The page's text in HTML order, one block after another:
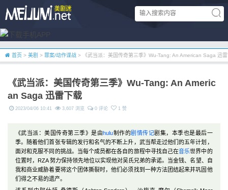
首页 > 美剧 > 罪案/动作谍战 > 《武当派：美国传奇第三季》Wu-Tang: An American Saga 迅
《武当派：美国传奇第三季》Wu-Tang: An Americ
an Saga 迅雷下载
2023/04/06 10:41 3,607 浏览 0 评论 1 赞
《武当派：美国传奇第三季》是由hulu制作的剧情传记剧集，本季也是最后一
季。随着他们首张专辑的发行和名气的不断上升，武当帮走过他们的五年计划，
面对和克服不同的挑战。当每个成员都在各自的旅程中寻找自己在音乐世界中的
位置时，RZA 努力保持领先地位以实现他对吴氏兄弟的承诺。当金钱、名望、自
我和商业威胁着要将这个团体撕裂时，他们必须找到一种方法团结起来并巩固他
们得之不易的遗产。